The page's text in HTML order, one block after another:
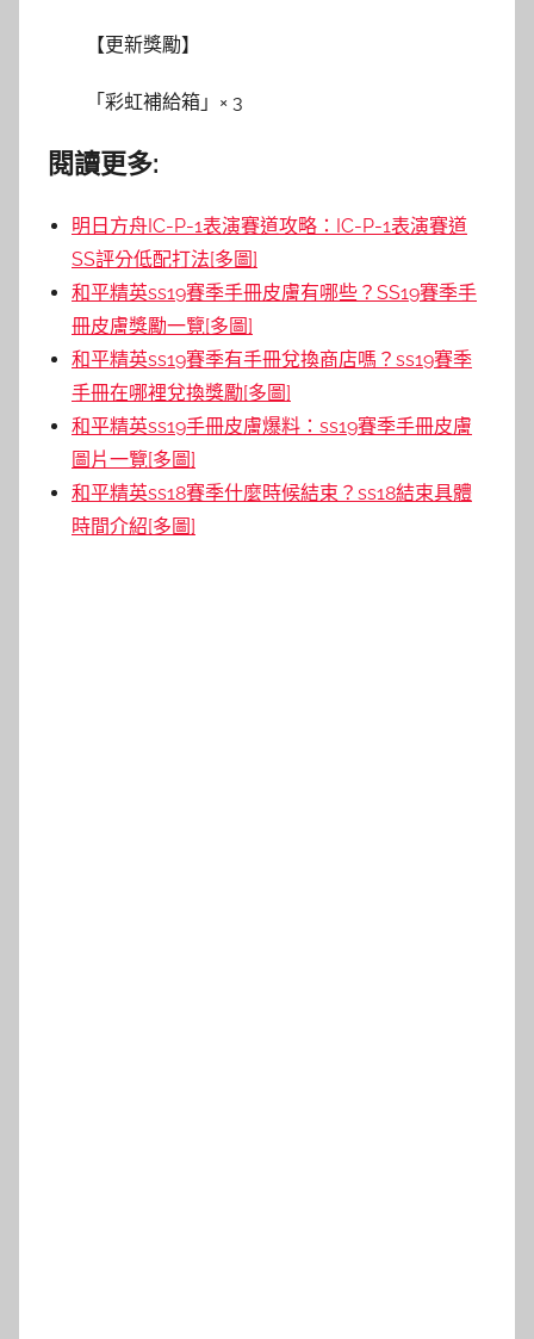
【更新獎勵】
「彩虹補給箱」× 3
閱讀更多:
明日方舟IC-P-1表演賽道攻略：IC-P-1表演賽道
SS評分低配打法[多圖]
和平精英ss19賽季手冊皮膚有哪些？SS19賽季手
冊皮膚獎勵一覽[多圖]
和平精英ss19賽季有手冊兌換商店嗎？ss19賽季
手冊在哪裡兌換獎勵[多圖]
和平精英ss19手冊皮膚爆料：ss19賽季手冊皮膚
圖片一覽[多圖]
和平精英ss18賽季什麼時候結束？ss18結束具體
時間介紹[多圖]